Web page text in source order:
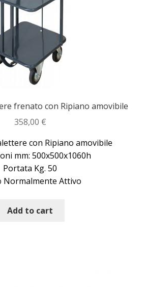
frenato con Ripiano amovibile
358,00 €
con Ripiano amovibile
mm: 500x500x1060h
Portata Kg. 50
Normalmente Attivo
Add to cart